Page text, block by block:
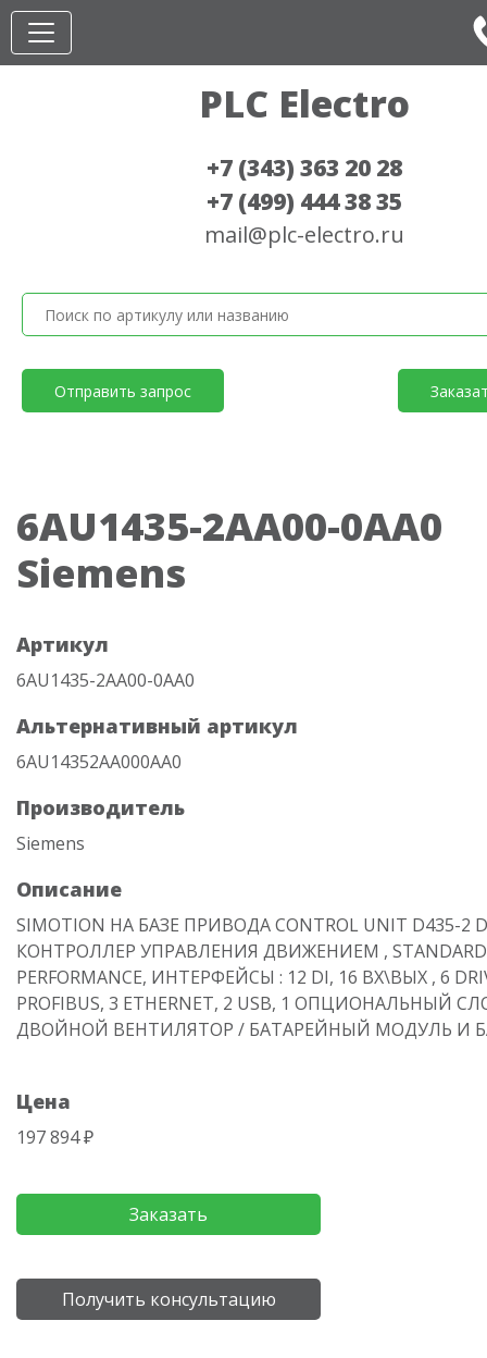
PLC Electro
+7 (343) 363 20 28
+7 (499) 444 38 35
mail@plc-electro.ru
Отправить запрос
6AU1435-2AA00-0AA0
Siemens
Артикул
6AU1435-2AA00-0AA0
Альтернативный артикул
6AU14352AA000AA0
Производитель
Siemens
Описание
SIMOTION НА БАЗЕ ПРИВОДА CONTROL UNIT D435-2
КОНТРОЛЛЕР УПРАВЛЕНИЯ ДВИЖЕНИЕМ , STANDARD
PERFORMANCE, ИНТЕРФЕЙСЫ : 12 DI, 16 ВХ\ВЫХ , 6
PROFIBUS, 3 ETHERNET, 2 USB, 1 ОПЦИОНАЛЬНЫЙ
ДВОЙНОЙ ВЕНТИЛЯТОР / БАТАРЕЙНЫЙ МОДУЛЬ И
Цена
197 894 ₽
Заказать
Получить консультацию